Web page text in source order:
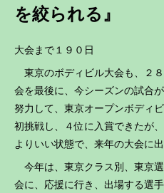
を絞られる』
大会まで１９０日
東京のボディビル大会も、２
会を最後に、今シーズンの試合
努力して、東京オープンボディ
初挑戦し、４位に入賞できたが
よりいい状態で、来年の大会に
今年は、東京クラス別、東京
会に、応援に行き、出場する選